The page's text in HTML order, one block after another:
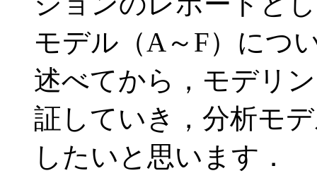
モデル（A～F）につ
述べてから，モデリ
証していき，分析モ
したいと思います．